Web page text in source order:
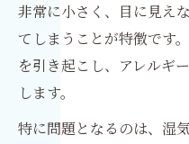
非常に小さく、目に見え
てしまうことが特徴です
を引き起こし、アレルギ
します。
特に問題となるのは、湿